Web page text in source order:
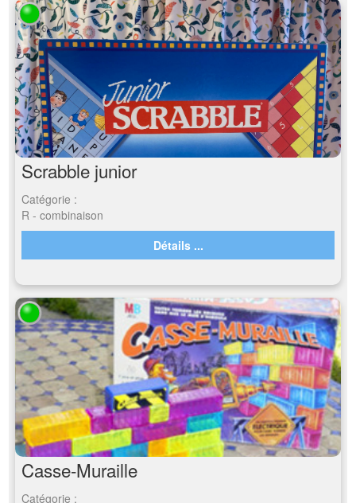
Scrabble junior
Catégorie :
R - combinaison
Détails ...
Casse-Muraille
Catégorie :